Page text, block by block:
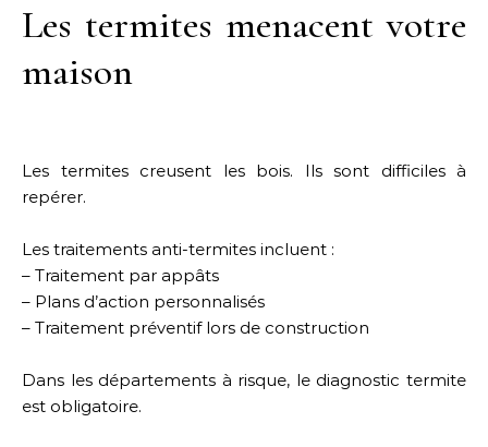
Les termites menacent votre
maison
Les termites creusent les bois. Ils sont difficiles à
repérer.
Les traitements anti-termites incluent :
– Traitement par appâts
– Plans d’action personnalisés
– Traitement préventif lors de construction
Dans les départements à risque, le diagnostic termite
est obligatoire.